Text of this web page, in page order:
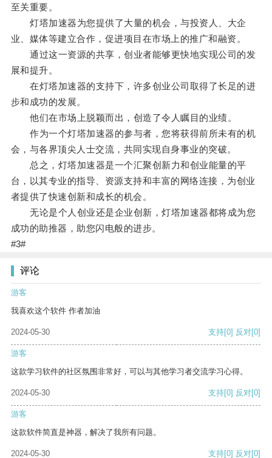
至关重要。
灯塔加速器为您提供了大量的机会，与投资人、大企
业、媒体等建立合作，促进项目在市场上的推广和融资。
通过这一资源的共享，创业者能够更快地实现公司的发
展和提升。
在灯塔加速器的支持下，许多创业公司取得了长足的进
步和成功的发展。
他们在市场上脱颖而出，创造了令人瞩目的业绩。
作为一个灯塔加速器的参与者，您将获得前所未有的机
会，与各界顶尖人士交流，共同实现自身事业的突破。
总之，灯塔加速器是一个汇聚创新力和创业能量的平
台，以其专业的指导、资源支持和丰富的网络连接，为创业
者提供了快速创新和成长的机会。
无论是个人创业还是企业创新，灯塔加速器都将成为您
成功的助推器，助您闪电般的进步。
#3#
评论
游客
我喜欢这个软件 作者加油
2024-05-30 支持[0] 反对[0]
游客
这款学习软件的社区氛围非常好，可以与其他学习者交流学习心得。
2024-05-30 支持[0] 反对[0]
游客
这款软件简直是神器，解决了我所有问题。
2024-05-30 支持[0] 反对[0]